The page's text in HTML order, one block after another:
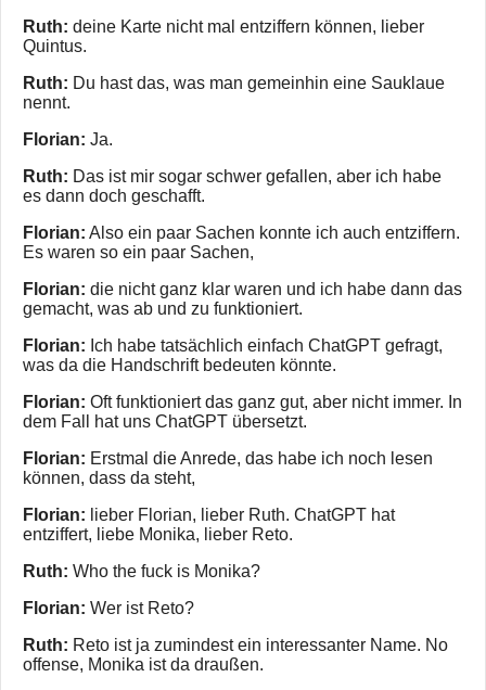
Ruth: deine Karte nicht mal entziffern können, lieber
Quintus.
Ruth: Du hast das, was man gemeinhin eine Sauklaue
nennt.
Florian: Ja.
Ruth: Das ist mir sogar schwer gefallen, aber ich habe
es dann doch geschafft.
Florian: Also ein paar Sachen konnte ich auch entziffern.
Es waren so ein paar Sachen,
Florian: die nicht ganz klar waren und ich habe dann das
gemacht, was ab und zu funktioniert.
Florian: Ich habe tatsächlich einfach ChatGPT gefragt,
was da die Handschrift bedeuten könnte.
Florian: Oft funktioniert das ganz gut, aber nicht immer. In
dem Fall hat uns ChatGPT übersetzt.
Florian: Erstmal die Anrede, das habe ich noch lesen
können, dass da steht,
Florian: lieber Florian, lieber Ruth. ChatGPT hat
entziffert, liebe Monika, lieber Reto.
Ruth: Who the fuck is Monika?
Florian: Wer ist Reto?
Ruth: Reto ist ja zumindest ein interessanter Name. No
offense, Monika ist da draußen.